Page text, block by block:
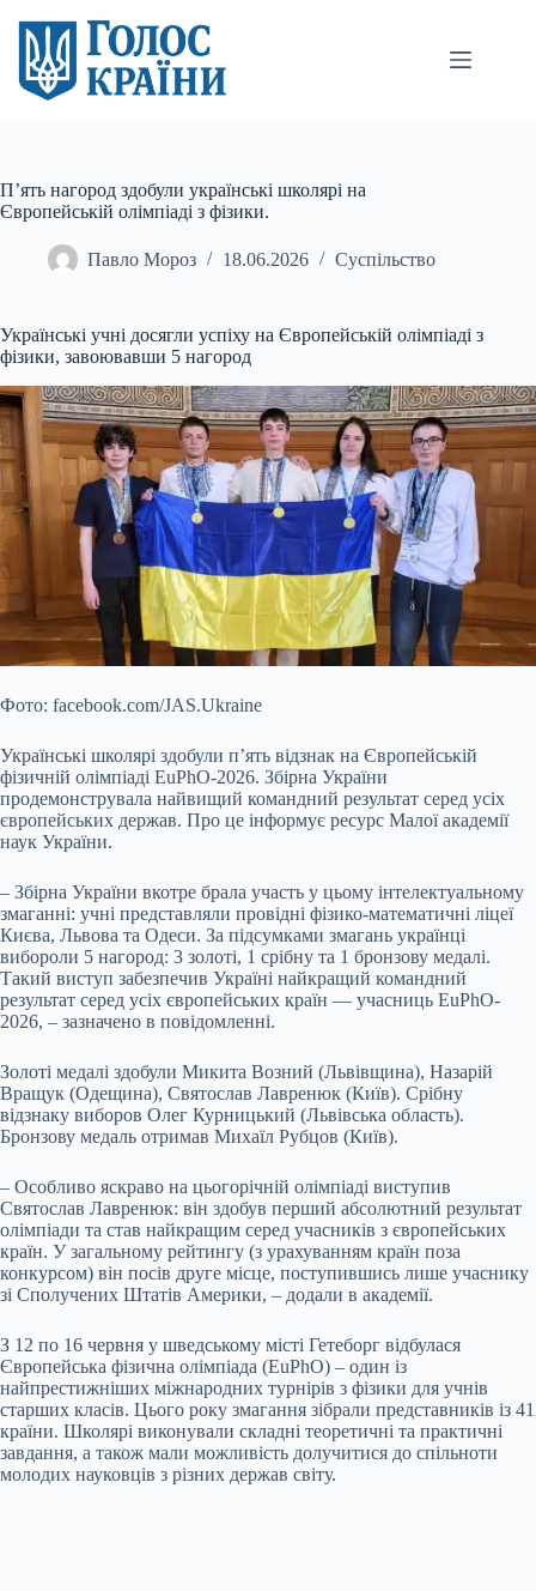
вмісту
П’ять нагород здобули українські школярі на
Європейській олімпіаді з фізики.
Павло Мороз 18.06.2026 Суспільство
Українські учні досягли успіху на Європейській олімпіаді з
фізики, завоювавши 5 нагород
Фото: facebook.com/JAS.Ukraine
Українські школярі здобули п’ять відзнак на Європейській
фізичній олімпіаді EuPhO-2026. Збірна України
продемонструвала найвищий командний результат серед усіх
європейських держав. Про це інформує ресурс Малої академії
наук України.
– Збірна України вкотре брала участь у цьому інтелектуальному
змаганні: учні представляли провідні фізико-математичні ліцеї
Києва, Львова та Одеси. За підсумками змагань українці
вибороли 5 нагород: 3 золоті, 1 срібну та 1 бронзову медалі.
Такий виступ забезпечив Україні найкращий командний
результат серед усіх європейських країн — учасниць EuPhO-
2026, – зазначено в повідомленні.
Золоті медалі здобули Микита Возний (Львівщина), Назарій
Вращук (Одещина), Святослав Лавренюк (Київ). Срібну
відзнаку виборов Олег Курницький (Львівська область).
Бронзову медаль отримав Михаїл Рубцов (Київ).
– Особливо яскраво на цьогорічній олімпіаді виступив
Святослав Лавренюк: він здобув перший абсолютний результат
олімпіади та став найкращим серед учасників з європейських
країн. У загальному рейтингу (з урахуванням країн поза
конкурсом) він посів друге місце, поступившись лише учаснику
зі Сполучених Штатів Америки, – додали в академії.
З 12 по 16 червня у шведському місті Гетеборг відбулася
Європейська фізична олімпіада (EuPhO) – один із
найпрестижніших міжнародних турнірів з фізики для учнів
старших класів. Цього року змагання зібрали представників із 41
країни. Школярі виконували складні теоретичні та практичні
завдання, а також мали можливість долучитися до спільноти
молодих науковців з різних держав світу.